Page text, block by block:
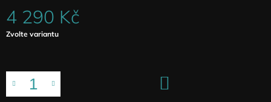
4 290 Kč
Měrná
Zvolte variantu